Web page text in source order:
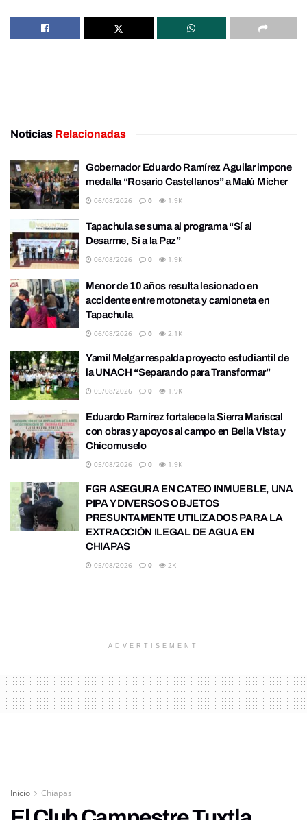
Noticias Relacionadas
Gobernador Eduardo Ramírez Aguilar impone
medalla “Rosario Castellanos” a Malú Mícher
06/08/2026 0 1.9K
Tapachula se suma al programa “Sí al
Desarme, Sí a la Paz”
06/08/2026 0 1.9K
Menor de 10 años resulta lesionado en
accidente entre motoneta y camioneta en
Tapachula
06/08/2026 0 2.1K
Yamil Melgar respalda proyecto estudiantil de
la UNACH “Separando para Transformar”
05/08/2026 0 1.9K
Eduardo Ramírez fortalece la Sierra Mariscal
con obras y apoyos al campo en Bella Vista y
Chicomuselo
05/08/2026 0 1.9K
FGR ASEGURA EN CATEO INMUEBLE, UNA
PIPA Y DIVERSOS OBJETOS
PRESUNTAMENTE UTILIZADOS PARA LA
EXTRACCIÓN ILEGAL DE AGUA EN
CHIAPAS
05/08/2026 0 2K
ADVERTISEMENT
Inicio Chiapas